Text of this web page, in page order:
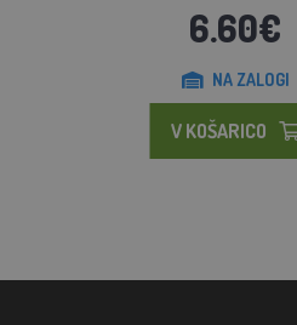
6.60€
NA ZALOGI
V KOŠARICO